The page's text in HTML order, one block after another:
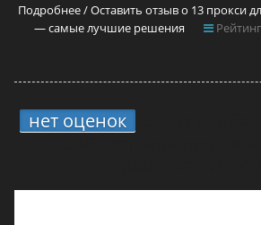
Подробнее / Оставить отзыв о 13 прокси
— самые лучшие решения
нет оценок